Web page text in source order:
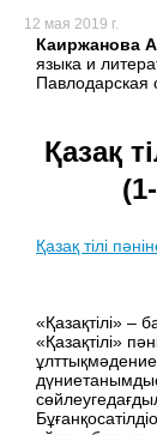
12 мая 2019 г.
Каиржанова
языка и
Павлодарская
Қазақ
Қазақ тілі
«Қазақтілі» –
«Қазақтілі»